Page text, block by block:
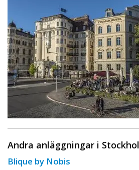
Andra anläggningar i
Blique by Nobis